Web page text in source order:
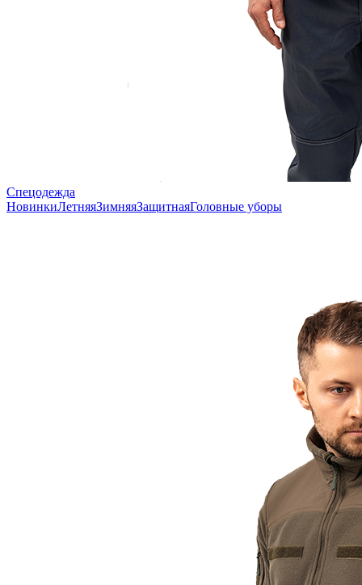
Спецодежда
НовинкиЛетняяЗимняяЗащитнаяГоловные уборы